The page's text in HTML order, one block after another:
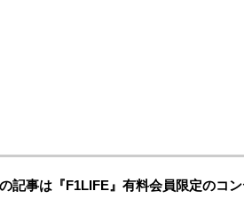
記事は『F1LIFE』有料会員限定のコン